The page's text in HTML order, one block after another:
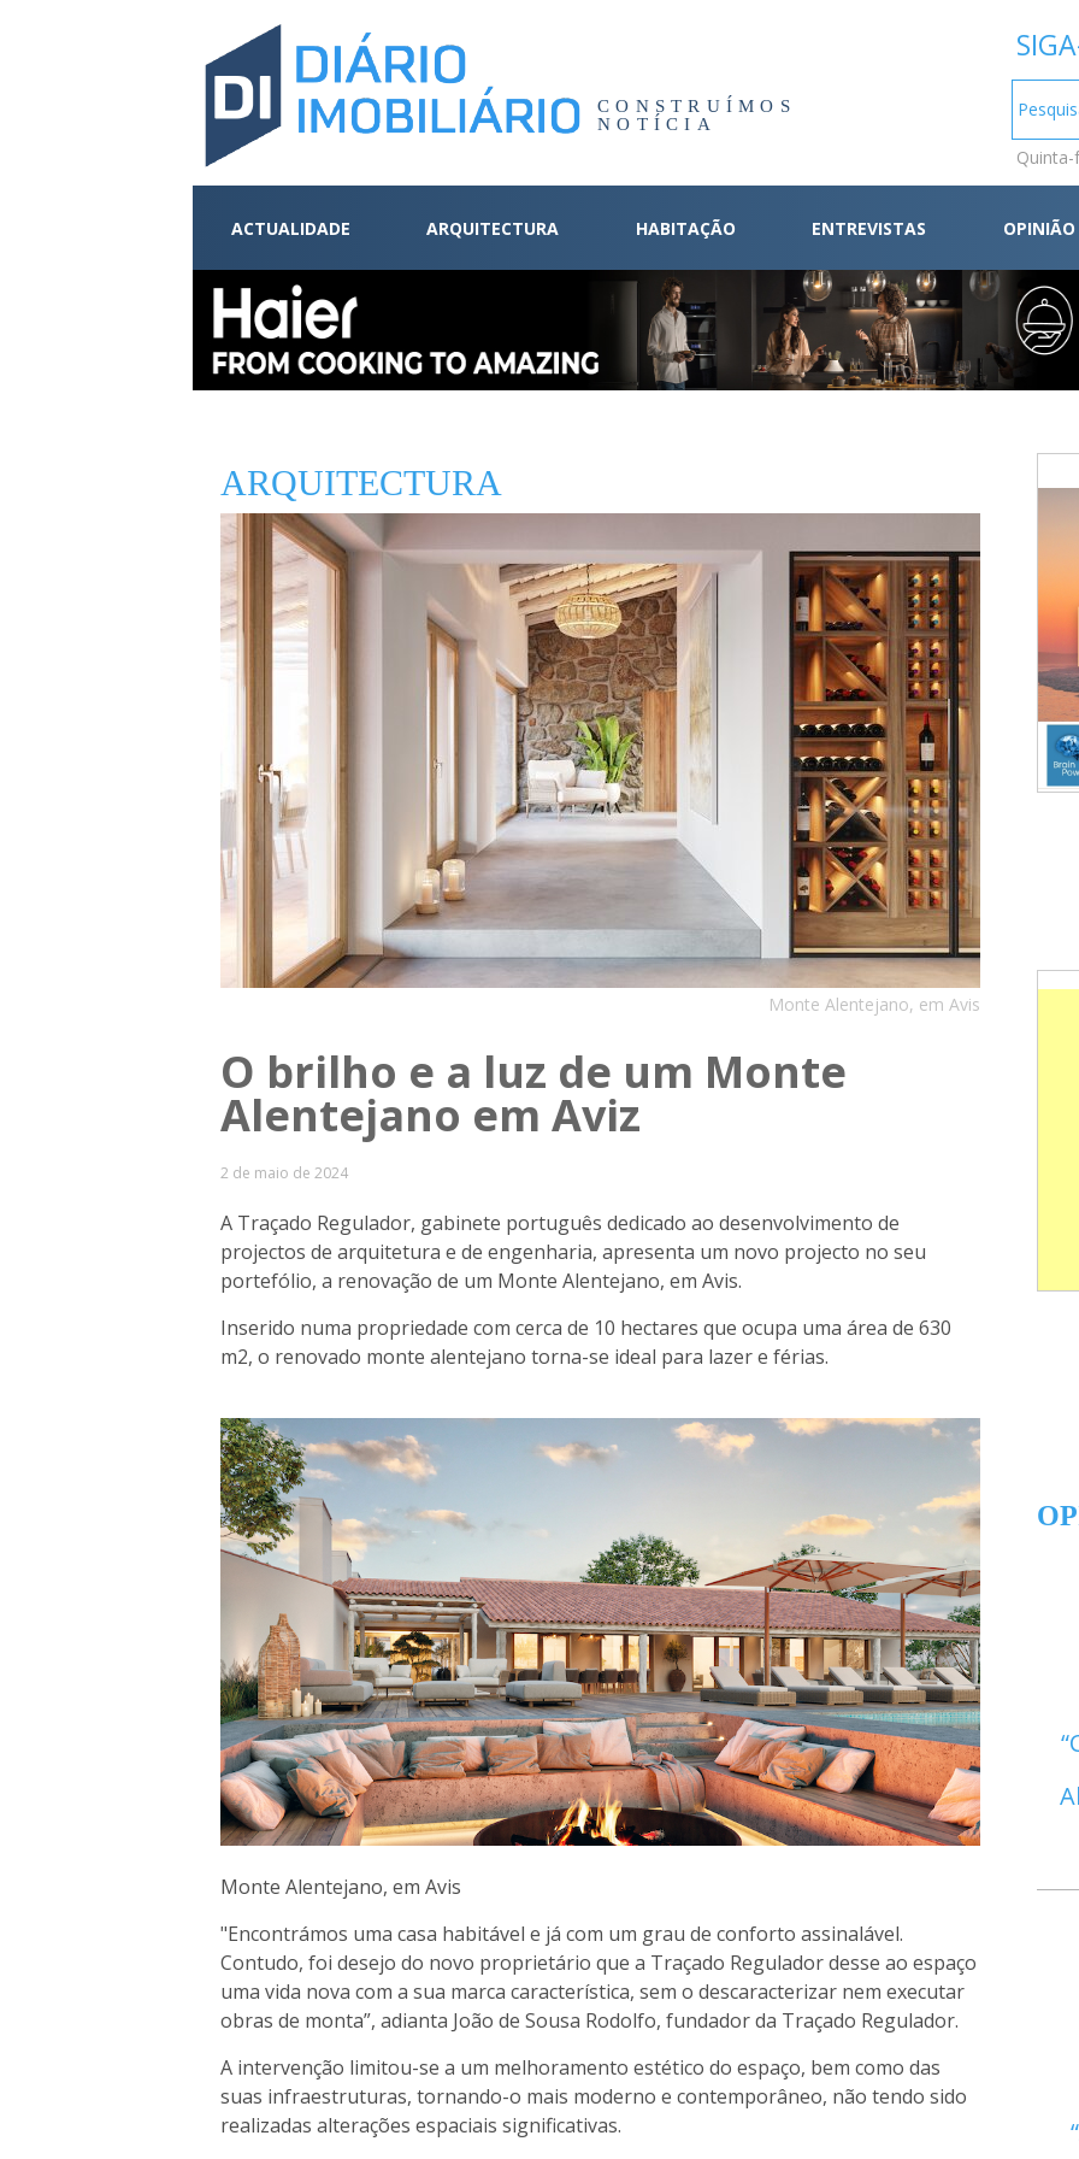
CONSTRUÍMOS
NOTÍCIA
ACTUALIDADE ARQUITECTURA HABITAÇÃO ENTREVISTAS OPINIÃO
ARQUITECTURA
Monte Alentejano, em Avis
O brilho e a luz de um Monte
Alentejano em Aviz
2 de maio de 2024
A Traçado Regulador, gabinete português dedicado ao desenvolvimento de
projectos de arquitetura e de engenharia, apresenta um novo projecto no seu
portefólio, a renovação de um Monte Alentejano, em Avis.
Inserido numa propriedade com cerca de 10 hectares que ocupa uma área de 630
m2, o renovado monte alentejano torna-se ideal para lazer e férias.
Monte Alentejano, em Avis
"Encontrámos uma casa habitável e já com um grau de conforto assinalável.
Contudo, foi desejo do novo proprietário que a Traçado Regulador desse ao espaço
uma vida nova com a sua marca característica, sem o descaracterizar nem executar
obras de monta”, adianta João de Sousa Rodolfo, fundador da Traçado Regulador.
A intervenção limitou-se a um melhoramento estético do espaço, bem como das
suas infraestruturas, tornando-o mais moderno e contemporâneo, não tendo sido
realizadas alterações espaciais significativas.